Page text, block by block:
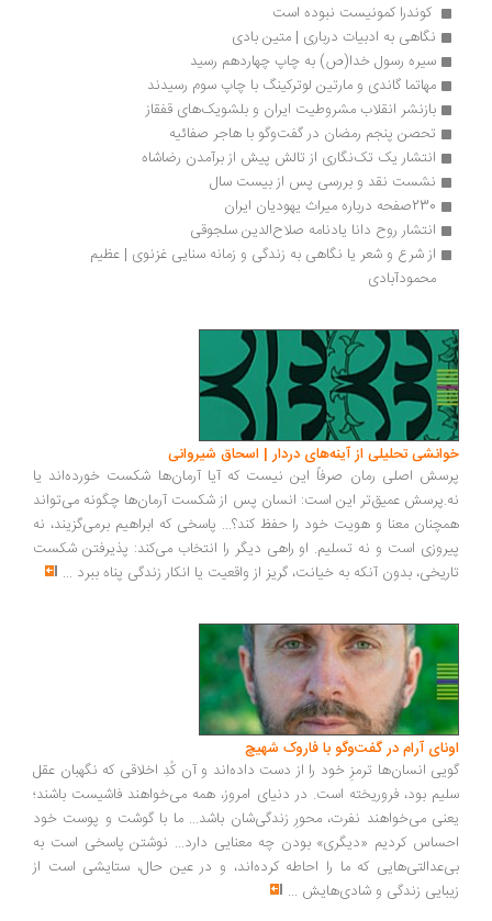
کوندرا کمونیست نبوده است
نگاهی به ادبیات درباری | متین بادی
سیره رسول خدا(ص) به چاپ چهاردهم رسید
مهاتما گاندی و مارتین لوترکینگ با چاپ سوم رسیدند
بازنشر انقلاب مشروطیت ایران و بلشویک‌های قفقاز
تحصن پنجم رمضان در گفت‌وگو با هاجر صفائیه
انتشار یک تک‌نگاری از تالش پیش از برآمدن رضاشاه
نشست نقد و بررسی پس از بیست سال
انتشار روح دانا یادنامه صلاح‌الدین سلجوقی
محمودآبادی
تحلیلی از آینه‌های دردار | اسحاق شیروانی
اصلی رمان صرفاً این نیست که آیا آرمان‌ها شکست خورده‌اند یا
عمیق‌تر این است: انسان پس از شکست آرمان‌ها چگونه می‌تواند
معنا و هویت خود را حفظ کند؟... پاسخی که ابراهیم برمی‌گزیند، نه
است و نه تسلیم. او راهی دیگر را انتخاب می‌کند: پذیرفتن شکست
بدون آنکه به خیانت، گریز از واقعیت یا انکار زندگی پناه ببرد...
آرام در گفت‌وگو با فاروک شهیچ‭
انسان‌ها ترمزِ خود را از دست داده‌اند و آن کُدِ اخلاقی که نگهبان عقل
بود، فروریخته است. در دنیای امروز، همه می‌خواهند فاشیست باشند؛
می‌خواهند نفرت، محورِ زندگی‌شان باشد... ما با گوشت و پوست خود
کردیم «دیگری» بودن چه معنایی دارد... نوشتن پاسخی است به
که ما را احاطه کرده‌اند، و در عین حال، ستایشی است از
زندگی و شادی‌هایش...